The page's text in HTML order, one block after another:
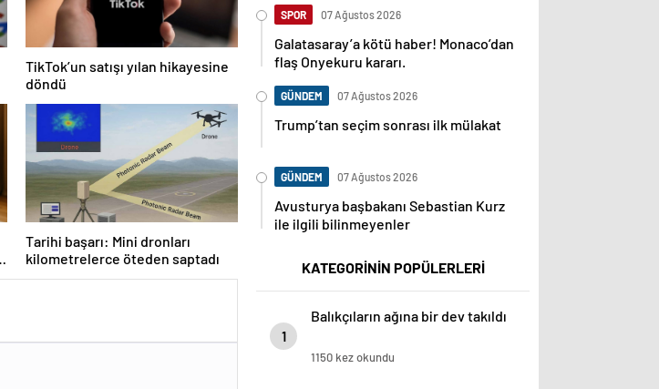
TikTok’un satışı yılan hikayesine
döndü
Tarihi başarı: Mini dronları
kilometrelerce öteden saptadı
SPOR 07 Ağustos 2026
Galatasaray’a kötü haber! Monaco’dan
flaş Onyekuru kararı.
GÜNDEM 07 Ağustos 2026
Trump’tan seçim sonrası ilk mülakat
GÜNDEM 07 Ağustos 2026
Avusturya başbakanı Sebastian Kurz
ile ilgili bilinmeyenler
KATEGORİNİN POPÜLERLERİ
1
Balıkçıların ağına bir dev takıldı
1150 kez okundu